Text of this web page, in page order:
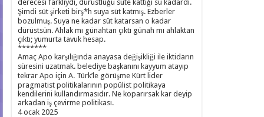
derecesi farklıydı, dürüstlüğü süte kattığı su kadardı.
Şimdi süt şirketi birş*h suya süt katmış. Ezberler
bozulmuş. Suya ne kadar süt katarsan o kadar
dürüstsün. Ahlak mı günahtan çıktı günah mı ahlaktan
çıktı; yumurta tavuk hesap.
*******
Amaç Apo karşılığında anayasa değişikliği ile iktidarın
süresini uzatmak. belediye başkanını kayyum atayıp
tekrar Apo için A. Türk’le görüşme Kürt lider
pragmatist politikalarının popülist politikaya
kendilerini kullandırmasıdır. Ne koparırsak kar deyip
arkadan iş çevirme politikası.
4 ocak 2025